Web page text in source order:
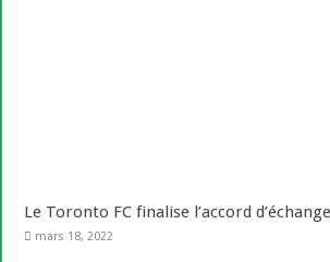
Le Toronto FC finalise l’accord
mars 18, 2022